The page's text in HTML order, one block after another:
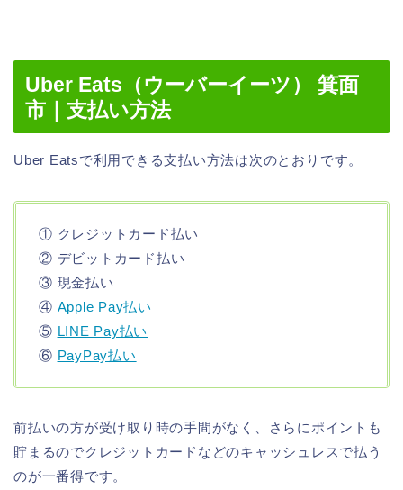
Uber Eats（ウーバーイーツ） 箕面
市｜支払い方法
Uber Eatsで利用できる支払い方法は次のとおりです。
① クレジットカード払い
② デビットカード払い
③ 現金払い
④ Apple Pay払い
⑤ LINE Pay払い
⑥ PayPay払い
前払いの方が受け取り時の手間がなく、さらにポイントも
貯まるのでクレジットカードなどのキャッシュレスで払う
のが一番得です。